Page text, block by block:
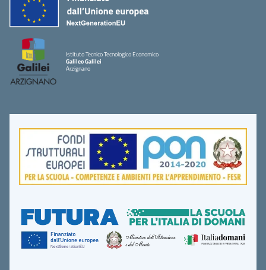
Istituto Tecnico Tecnologico Economico
Galileo Galilei
Arzignano